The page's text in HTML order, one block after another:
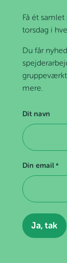
Få ét
torsdag i
Du får
mere.
Dit navn
Din email *